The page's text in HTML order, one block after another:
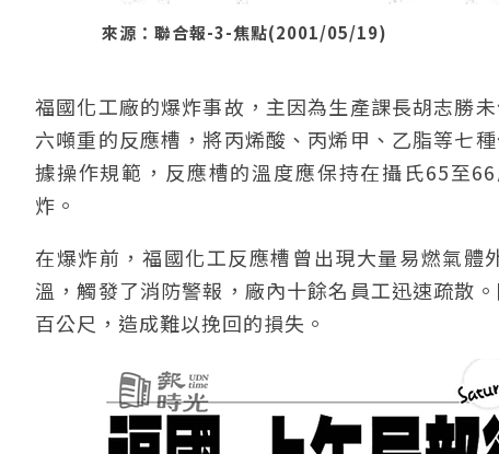
來源：聯合報-3-焦點(2001/05/19)
福國化工廠的爆炸事故，主因為生產課長胡志勝
六噸重的反應槽，將丙烯酸、丙烯甲、乙脂等七
據操作規範，反應槽的溫度應保持在攝氏65至
炸。
在爆炸前，福國化工反應槽曾出現大量易燃氣
溫，觸發了消防警報，廠內十餘名員工迅速疏散
百公尺，造成難以挽回的損失。